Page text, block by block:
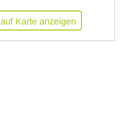
auf Karte anzeigen